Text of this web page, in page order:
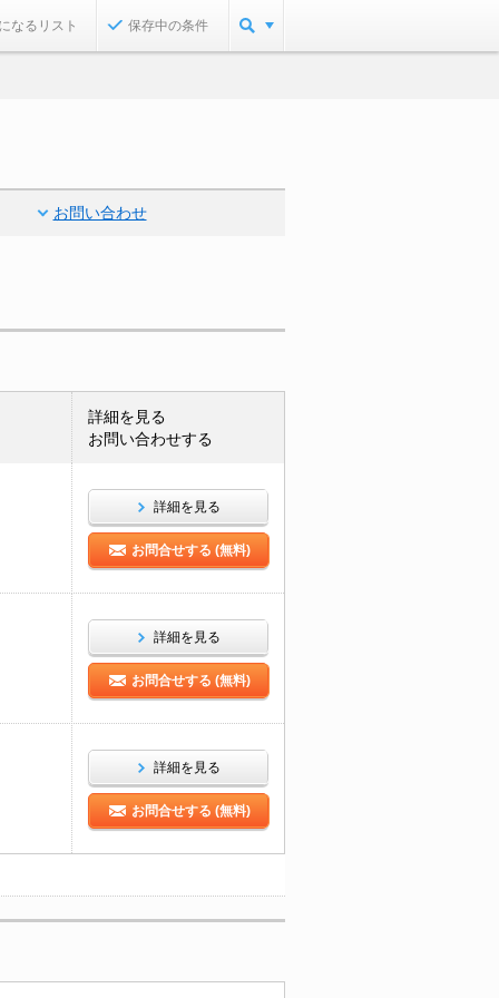
なるリスト 保存中の条件
お問い合わせ
詳細を見る
お問い合わせする
詳細を見る
お問合せする (無料)
詳細を見る
お問合せする (無料)
詳細を見る
お問合せする (無料)